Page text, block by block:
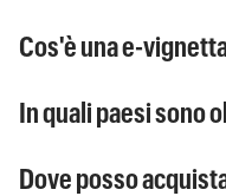
Cos'è una e-
In quali paesi sono
Dove posso